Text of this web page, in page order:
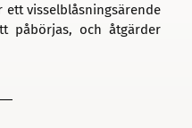
visselblåsningsärende
påbörjas, och åtgärder